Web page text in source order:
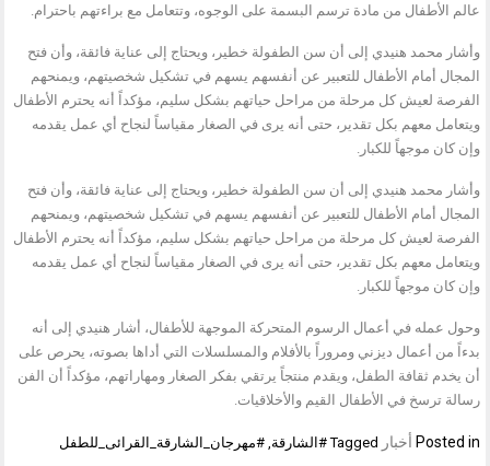
عالم الأطفال من مادة ترسم البسمة على الوجوه، وتتعامل مع براءتهم باحترام.
وأشار محمد هنيدي إلى أن سن الطفولة خطير، ويحتاج إلى عناية فائقة، وأن فتح
المجال أمام الأطفال للتعبير عن أنفسهم يسهم في تشكيل شخصيتهم، ويمنحهم
الفرصة لعيش كل مرحلة من مراحل حياتهم بشكل سليم، مؤكداً أنه يحترم الأطفال
ويتعامل معهم بكل تقدير، حتى أنه يرى في الصغار مقياساً لنجاح أي عمل يقدمه
وإن كان موجهاً للكبار.
وأشار محمد هنيدي إلى أن سن الطفولة خطير، ويحتاج إلى عناية فائقة، وأن فتح
المجال أمام الأطفال للتعبير عن أنفسهم يسهم في تشكيل شخصيتهم، ويمنحهم
الفرصة لعيش كل مرحلة من مراحل حياتهم بشكل سليم، مؤكداً أنه يحترم الأطفال
ويتعامل معهم بكل تقدير، حتى أنه يرى في الصغار مقياساً لنجاح أي عمل يقدمه
وإن كان موجهاً للكبار.
وحول عمله في أعمال الرسوم المتحركة الموجهة للأطفال، أشار هنيدي إلى أنه
بدءاً من أعمال ديزني ومروراً بالأفلام والمسلسلات التي أداها بصوته، يحرص على
أن يخدم ثقافة الطفل، ويقدم منتجاً يرتقي بفكر الصغار ومهاراتهم، مؤكداً أن الفن
رسالة ترسخ في الأطفال القيم والأخلاقيات.
Posted in أخبار Tagged #الشارقة ,#مهرجان_الشارقة_القرائى_للطفل